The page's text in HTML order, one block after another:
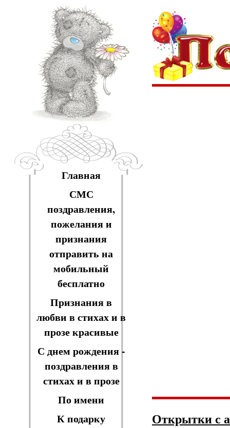
Главная
СМС
поздравления,
пожелания и
признания
отправить на
мобильный
бесплатно
Признания в
любви в стихах и в
прозе красивые
С днем рождения -
поздравления в
стихах и в прозе
По имени
К подарку
Открытки с